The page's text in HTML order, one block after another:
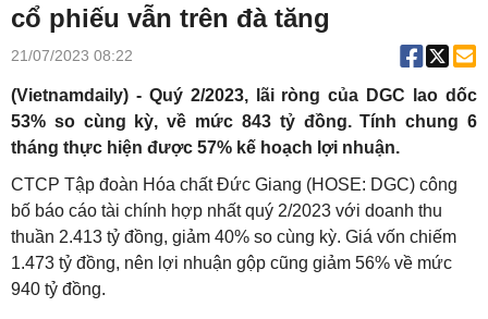
cổ phiếu vẫn trên đà tăng
21/07/2023 08:22
(Vietnamdaily) - Quý 2/2023, lãi ròng của DGC lao dốc
53% so cùng kỳ, về mức 843 tỷ đồng. Tính chung 6
tháng thực hiện được 57% kế hoạch lợi nhuận.
CTCP Tập đoàn Hóa chất Đức Giang (HOSE: DGC) công
bố báo cáo tài chính hợp nhất quý 2/2023 với doanh thu
thuần 2.413 tỷ đồng, giảm 40% so cùng kỳ. Giá vốn chiếm
1.473 tỷ đồng, nên lợi nhuận gộp cũng giảm 56% về mức
940 tỷ đồng.